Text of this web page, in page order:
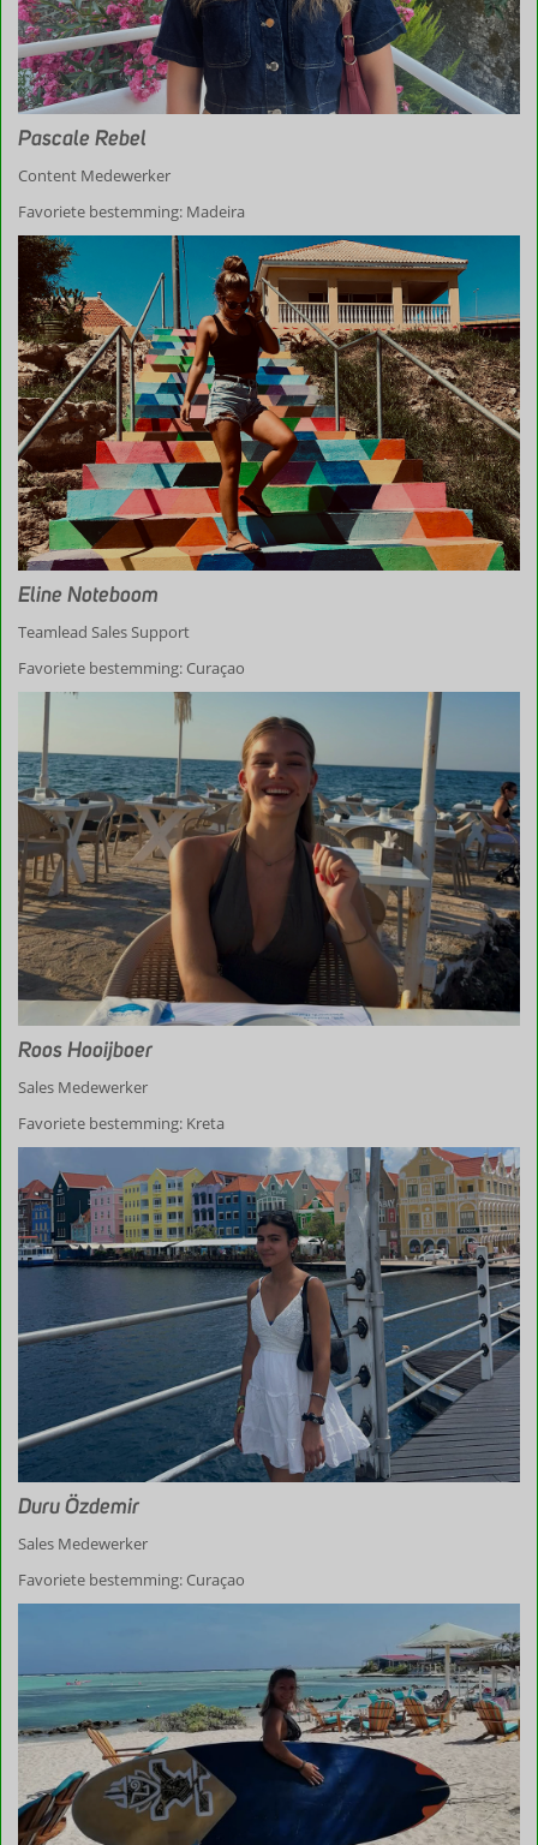
Pascale Rebel
Content Medewerker
Favoriete bestemming: Madeira
Eline Noteboom
Teamlead Sales Support
Favoriete bestemming: Curaçao
Roos Hooijboer
Sales Medewerker
Favoriete bestemming: Kreta
Duru Özdemir
Sales Medewerker
Favoriete bestemming: Curaçao